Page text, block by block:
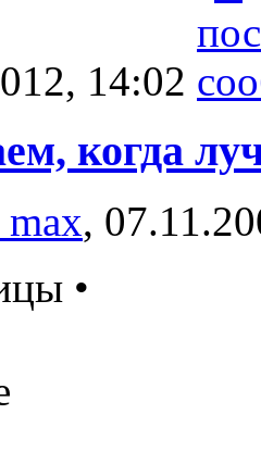
14:02
когда
,
•